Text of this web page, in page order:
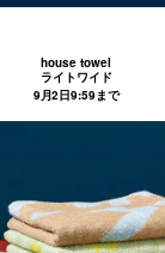
house towel
ライトワイド
9月2日9:59まで